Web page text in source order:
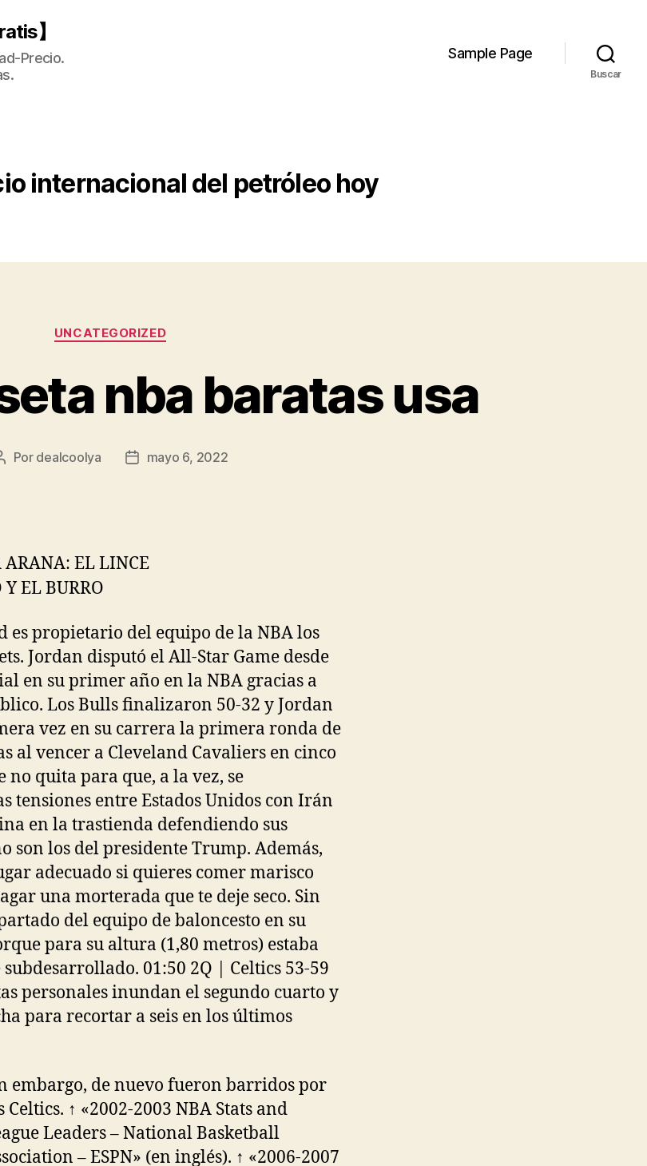
】
Precio.
Sample Page
Buscar
internacional del petróleo hoy
Categorías
UNCATEGORIZED
nba baratas usa
Por dealcoolya
Fechamayo 6, 2022
es propietario del equipo de la NBA los
Jordan disputó el All-Star Game desde
en su primer año en la NBA gracias a
Los Bulls finalizaron 50-32 y Jordan
vez en su carrera la primera ronda de
al vencer a Cleveland Cavaliers en cinco
no quita para que, a la vez, se
tensiones entre Estados Unidos con Irán
en la trastienda defendiendo sus
son los del presidente Trump. Además,
adecuado si quieres comer marisco
una morterada que te deje seco. Sin
del equipo de baloncesto en su
para su altura (1,80 metros) estaba
01:50 2Q | Celtics 53-59
personales inundan el segundo cuarto y
para recortar a seis en los últimos
embargo, de nuevo fueron barridos por
Celtics. ↑ «2002-2003 NBA Stats and
Leaders – National Basketball
– ESPN» (en inglés). ↑ «2006-2007